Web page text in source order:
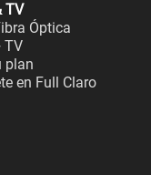
TV
Óptica
TV
plan
en Full Claro